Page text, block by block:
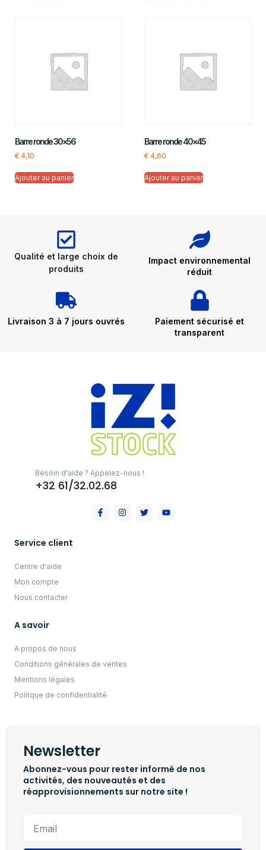
Barre ronde 30×56
€ 4,10
Ajouter au panier
Barre ronde 40×45
€4,60
Ajouter au panier
Qualité et large choix de
produits
Impact environnemental
réduit
Livraison 3 à 7 jours ouvrés
Paiement sécurisé et
transparent
Besoin d'aide ? Appelez-nous !
+32 61/32.02.68
Service client
Centre d'aide
Mon compte
Nous contacter
A savoir
A propos de nous
Conditions générales de ventes
Mentions légales
Politque de confidentialité
Newsletter
Abonnez-vous pour rester informé de nos
activités, des nouveautés et des
réapprovisionnements sur notre site !